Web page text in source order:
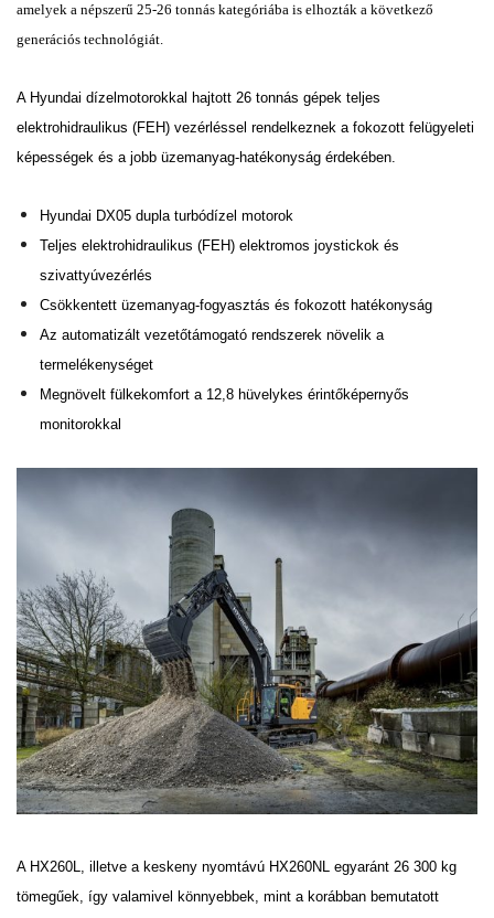
amelyek a népszerű 25-26 tonnás kategóriába is elhozták a következő
generációs technológiát.
A Hyundai dízelmotorokkal hajtott 26 tonnás gépek teljes
elektrohidraulikus (FEH) vezérléssel rendelkeznek a fokozott felügyeleti
képességek és a jobb üzemanyag-hatékonyság érdekében.
Hyundai DX05 dupla turbódízel motorok
Teljes elektrohidraulikus (FEH) elektromos joystickok és
szivattyúvezérlés
Csökkentett üzemanyag-fogyasztás és fokozott hatékonyság
Az automatizált vezetőtámogató rendszerek növelik a
termelékenységet
Megnövelt fülkekomfort a 12,8 hüvelykes érintőképernyős
monitorokkal
A HX260L, illetve a keskeny nyomtávú HX260NL egyaránt 26 300 kg
tömegűek, így valamivel könnyebbek, mint a korábban bemutatott